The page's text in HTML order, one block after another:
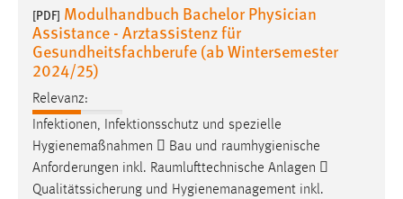
[PDF] Modulhandbuch Bachelor Physician
Assistance - Arztassistenz für
Gesundheitsfachberufe (ab Wintersemester
2024/25)
Relevanz:
Infektionen, Infektionsschutz und spezielle
Hygienemaßnahmen  Bau und raumhygienische
Anforderungen inkl. Raumlufttechnische Anlagen 
Qualitätssicherung und Hygienemanagement inkl.